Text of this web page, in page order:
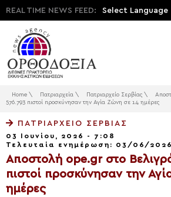
REAL TIME NEWS FEED: Select Language
Home \ Πατριαρχεία \ Πατριαρχείο Σερβίας \
576.793 πιστοί προσκύνησαν την Αγία Ζώνη σε 14 ημέρες
ΠΑΤΡΙΑΡΧΕΊΟ ΣΕΡΒΊΑΣ
03 Ιουνίου, 2026 - 7:08
Τελευταία ενημέρωση: 03/06/
Αποστολή ope.gr στο
πιστοί προσκύνησαν την
ημέρες